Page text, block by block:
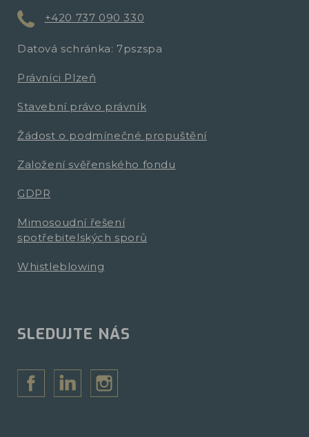
+420 737 090 330
Datová schránka: 7pszspa
Právníci Plzeň
Stavební právo právník
Žádost o podmínečné propuštění
Založení svěřenského fondu
GDPR
Mimosoudní řešení
spotřebitelských sporů
Whistleblowing
SLEDUJTE NÁS